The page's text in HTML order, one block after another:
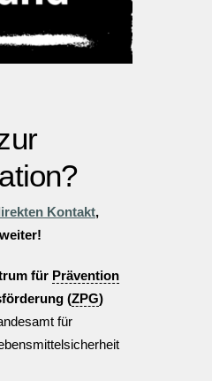
Kontakt,
für Prävention
(ZPG)
für